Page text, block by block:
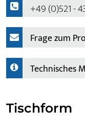
+49 (0)521 -
Frage zum
Technisches
Tischform